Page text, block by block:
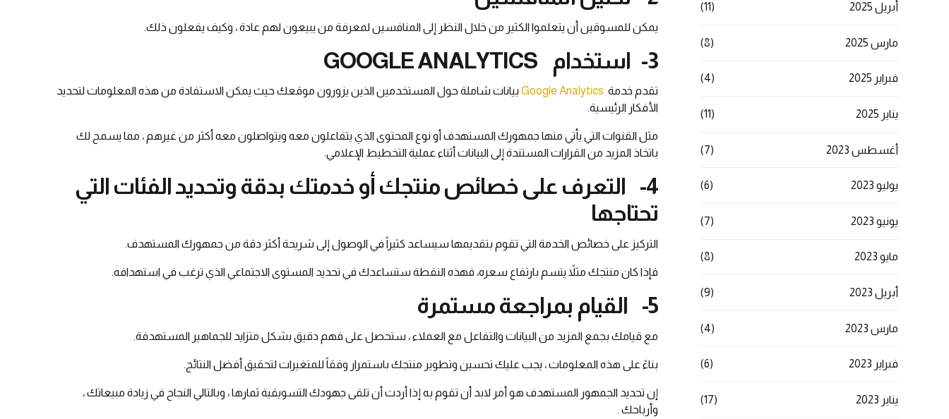
يمكن للمسوقين أن يتعلموا الكثير من خلال النظر إلى المنافسين لمعرفة من يبيعون لهم عادة ، وكيف يفعلون ذلك.
3- استخدام GOOGLE ANALYTICS
تقدم خدمة
بيانات شاملة حول المستخدمين الذين يزورون موقعك حيث يمكن الاستفادة من هذه المعلومات لتحديد
الأفكار الرئيسية.
مثل القنوات التي يأتي منها جمهورك المستهدف أو نوع المحتوى الذي يتفاعلون معه ويتواصلون معه أكثر من غيرهم ، مما يسمح لك
باتخاذ المزيد من القرارات المستندة إلى البيانات أثناء عملية التخطيط الإعلامي.
4- التعرف على خصائص منتجك أو خدمتك بدقة وتحديد الفئات التي
تحتاجها
التركيز على خصائص الخدمة التي تقوم بتقديمها سيساعد كثيراً في الوصول إلى شريحة أكثر دقة من جمهورك المستهدف.
فإذا كان منتجك مثلاً يتسم بارتفاع سعره، فهذه النقطة ستساعدك في تحديد المستوى الاجتماعي الذي ترغب في استهدافه.
5- القيام بمراجعة مستمرة
مع قيامك بجمع المزيد من البيانات والتفاعل مع العملاء ، ستحصل على فهم دقيق بشكل متزايد للجماهير المستهدفة.
بناءً على هذه المعلومات ، يجب عليك تحسين وتطوير منتجك باستمرار وفقاً للمتغيرات لتحقيق أفضل النتائج.
إن تحديد الجمهور المستهدف هو أمر لابد أن تقوم به إذا أردت أن تلقى جهودك التسويقية ثمارها ، وبالتالي النجاح في زيادة مبيعاتك ،
وأرباحك .
أبريل 2025 (11)
مارس 2025 (8)
فبراير 2025 (4)
يناير 2025 (11)
أغسطس 2023 (7)
يوليو 2023 (6)
يونيو 2023 (7)
مايو 2023 (8)
أبريل 2023 (9)
مارس 2023 (4)
فبراير 2023 (6)
يناير 2023 (17)